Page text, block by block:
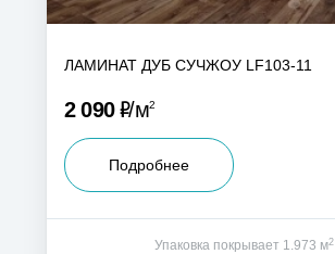
ЛАМИНАТ ДУБ СУЧЖОУ LF103-11
2 090Р м2
Подробнее
Упаковка покрывает 1.973 м2